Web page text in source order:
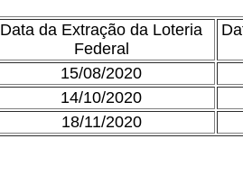
Data da Extração da Loteria
Federal
15/08/2020
14/10/2020
18/11/2020